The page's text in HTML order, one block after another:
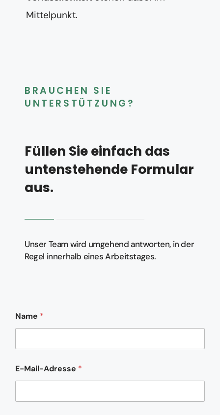
Mittelpunkt.
BRAUCHEN SIE
UNTERSTÜTZUNG?
Füllen Sie einfach das
untenstehende Formular
aus.
Unser Team wird umgehend antworten, in der
Regel innerhalb eines Arbeitstages.
Name *
E-Mail-Adresse *